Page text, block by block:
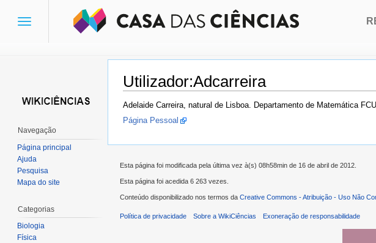
Utilizador:Adcarreira
Ir para:navegação,pesquisa
Adelaide Carreira, natural de Lisboa. Departamento de Matemática
Página Pessoal
Toggle
Navegação
Página principal
Ajuda
Pesquisa
Mapa do site
Categorias
Biologia
Física
Esta página foi modificada pela última vez à(s) 08h58min de 16 de abril de 2012.
Esta página foi acedida 6 263 vezes.
Conteúdo disponibilizado nos termos da Creative Commons - Atribuição - Uso Não
Política de privacidade Sobre a WikiCiências Exoneração de responsabilidade